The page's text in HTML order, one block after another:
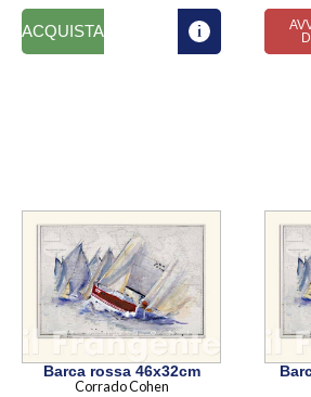
ACQUISTA
Barca rossa 46x32cm
Corrado Cohen